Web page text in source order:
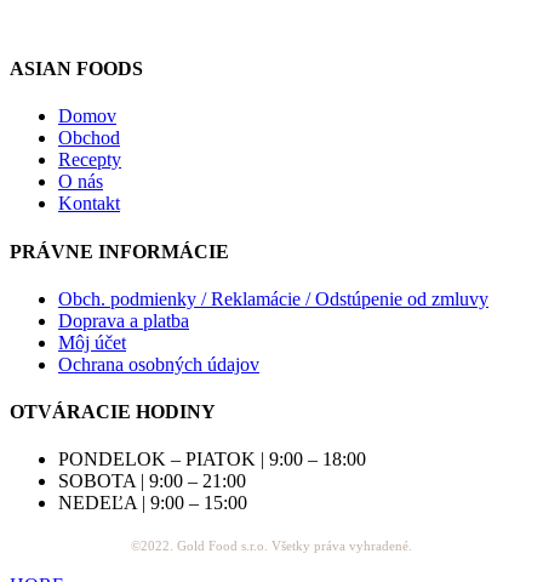
ASIAN FOODS
Domov
Obchod
Recepty
O nás
Kontakt
PRÁVNE INFORMÁCIE
Obch. podmienky / Reklamácie / Odstúpenie od zmluvy
Doprava a platba
Môj účet
Ochrana osobných údajov
OTVÁRACIE HODINY
PONDELOK – PIATOK | 9:00 – 18:00
SOBOTA | 9:00 – 21:00
NEDEĽA | 9:00 – 15:00
©2022. Gold Food s.r.o. Všetky práva vyhradené.